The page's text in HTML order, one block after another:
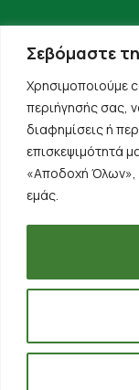
Σεβόμαστε
Χρησιμοποιούμε
περιήγησής σας,
διαφημίσεις ή
επισκεψιμότητά
«Αποδοχή Όλων»,
εμάς.
Όροι
Copyright ©